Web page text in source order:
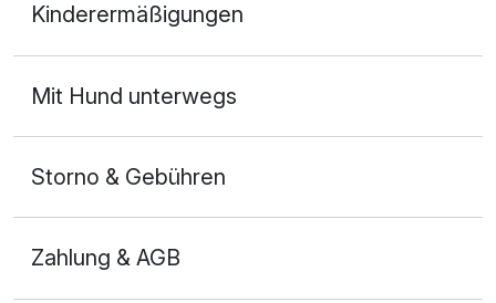
2 Erwachsene
Kinderermäßigungen
Mit Hund unterwegs
Storno & Gebühren
Zahlung & AGB